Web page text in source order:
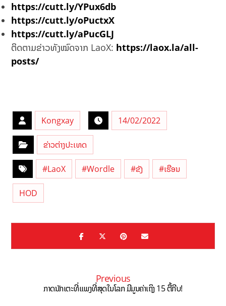
https://cutt.ly/YPux6db
https://cutt.ly/oPuctxX
https://cutt.ly/aPucGLJ
ຕິດຕາມຂ່າວທັງໝົດຈາກ LaoX: https://laox.la/all-
posts/
Kongxay 14/02/2022
ຂ່າວຕ່າງປະເທດ
#LaoX #Wordle #ຂັງ #ເຮືອນ
HOD
Previous
ກາດນັກເຕະທີ່ແພງທີ່ສຸດໃນໂລກ ມີມູນຄ່າເຖິງ 15 ຕື້ກີບ!